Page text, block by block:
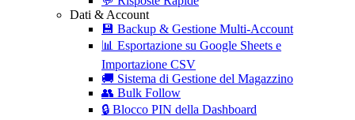
Dati & Account
💾 Backup & Gestione Multi-Account
📊 Esportazione su Google Sheets e
Importazione CSV
🚚 Sistema di Gestione del Magazzino
👥 Bulk Follow
🔒 Blocco PIN della Dashboard